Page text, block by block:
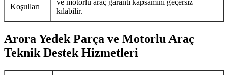
Koşulları
kılabilir.
Arora Yedek Parça ve Motorlu Araç
Teknik Destek Hizmetleri